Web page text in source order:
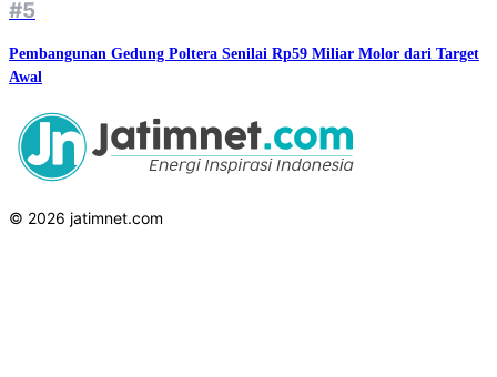
#5
Pembangunan Gedung Poltera Senilai Rp59 Miliar Molor dari Target
Awal
© 2026 jatimnet.com